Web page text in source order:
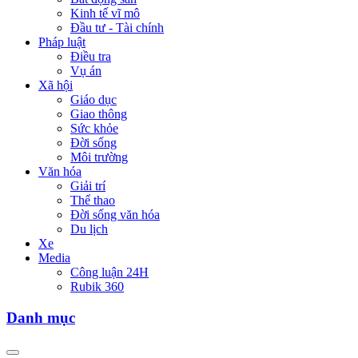
Kinh tế vĩ mô
Đầu tư - Tài chính
Pháp luật
Điều tra
Vụ án
Xã hội
Giáo dục
Giao thông
Sức khỏe
Đời sống
Môi trường
Văn hóa
Giải trí
Thể thao
Đời sống văn hóa
Du lịch
Xe
Media
Công luận 24H
Rubik 360
Danh mục